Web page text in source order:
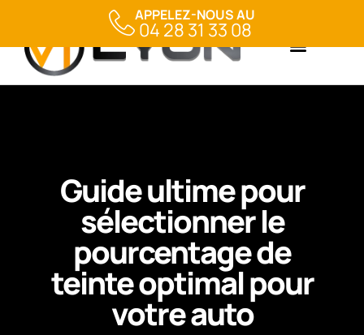
Guide ultime pour
sélectionner le
pourcentage de
teinte optimal pour
votre auto
APPELEZ-NOUS AU
04 28 31 33 08